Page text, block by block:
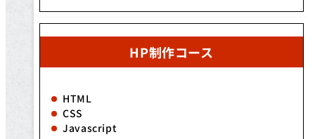
HP制作コース
HTML
CSS
Javascript